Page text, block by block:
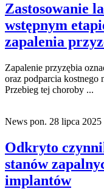
Zastosowanie
wstępnym
zapalenia
Zapalenie przyzębia
oraz podparcia kostnego
Przebieg tej choroby ...
News pon. 28 lipca 2025
Odkryto
stanów
implantów